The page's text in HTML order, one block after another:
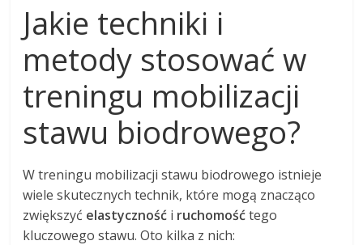
Jakie techniki i
metody stosować w
treningu mobilizacji
stawu biodrowego?
W treningu mobilizacji stawu biodrowego istnieje
wiele skutecznych technik, które mogą znacząco
zwiększyć elastyczność i ruchomośćtego
kluczowego stawu. Oto kilka z nich: